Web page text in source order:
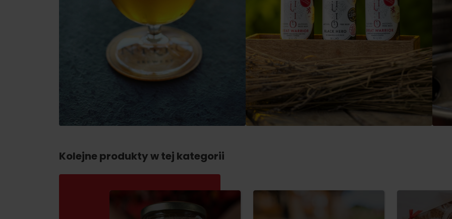
Kolejne produkty w tej kategorii